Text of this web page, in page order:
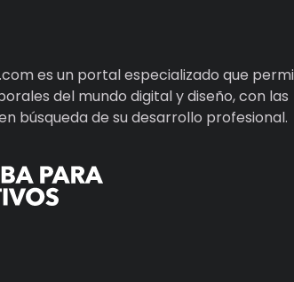
es un portal especializado que
del mundo digital y diseño, con las
búsqueda de su desarrollo profesional.